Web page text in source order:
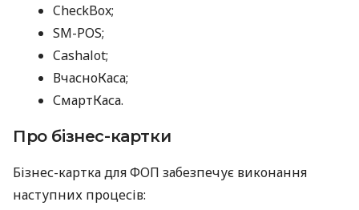
CheckBox;
SM-POS;
Cashalot;
ВчасноКаса;
СмартКаса.
Про бізнес-картки
Бізнес-картка для ФОП забезпечує виконання
наступних процесів: